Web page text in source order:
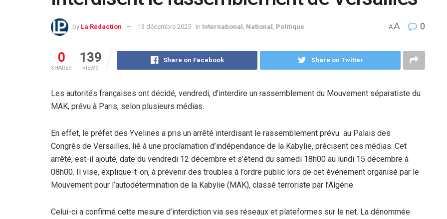
by La Rédaction 13 décembre 2025 in International National Politique AA 0
0
SHARES
139
VIEWS
Share on Facebook Share on Twitter
Les autorités françaises ont décidé, vendredi, d’interdire un rassemblement du Mouvement séparatiste du
MAK, prévu à Paris, selon plusieurs médias.
En effet, le préfet des Yvelines a pris un arrêté interdisant le rassemblement prévu au Palais des
Congrès de Versailles, lié à une proclamation d’indépendance de la Kabylie, précisent ces médias. Cet
arrêté, est-il ajouté, date du vendredi 12 décembre et s’étend du samedi 18h00 au lundi 15 décembre à
08h00. Il vise, explique-t-on, à prévenir des troubles à l’ordre public lors de cet événement organisé par le
Mouvement pour l’autodétermination de la Kabylie (MAK), classé terroriste par l’Algérie.
Celui-ci a confirmé cette mesure d’interdiction via ses réseaux et plateformes sur le net. La dénommée